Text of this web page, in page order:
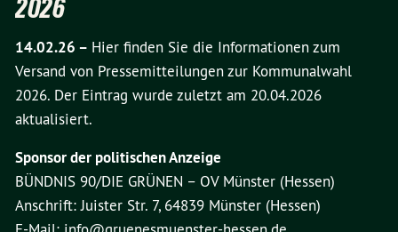
2026
14.02.26 – Hier finden Sie die Informationen zum
Versand von Pressemitteilungen zur Kommunalwahl
2026. Der Eintrag wurde zuletzt am 20.04.2026
aktualisiert.
Sponsor der politischen Anzeige
BÜNDNIS 90/DIE GRÜNEN – OV Münster (Hessen)
Anschrift: Juister Str. 7, 64839 Münster (Hessen)